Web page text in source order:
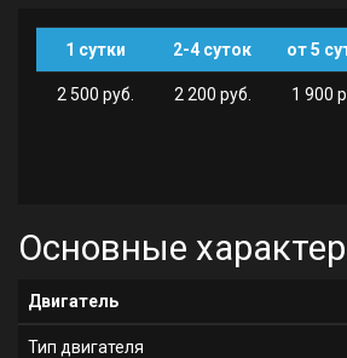
1 сутки 2-4 суток от 5
2 500 руб. 2 200 руб. 1 900
Основные
Двигатель
Тип двигателя